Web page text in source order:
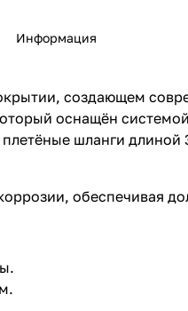
Информация
создающем
оснащён
шланги длиной
обеспечивая